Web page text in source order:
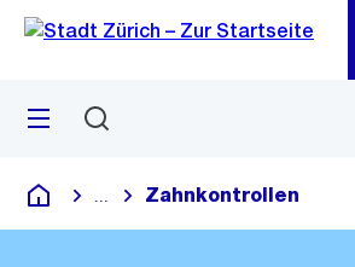
Navigation
Sprunglink
Menü
Deutsch
Blende alle Breadcrumbs ein
Zahnkontrollen